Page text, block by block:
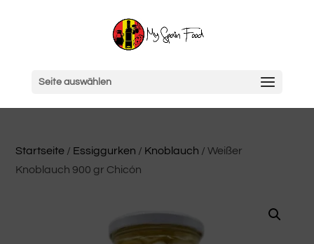
Seite auswählen
Startseite / Essiggurken / Knoblauch / Weißer
Knoblauch 900 gr Chicón